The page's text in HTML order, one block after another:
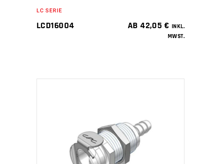
LC SERIE
LCD16004 AB42,05 € INKL.
MWST.
IN DEN WARENKORB